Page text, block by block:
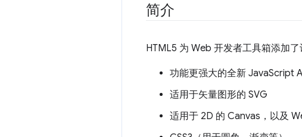
简介
HTML5 为 Web 开发者工具箱添加
功能更强大的全新 JavaScript
适用于矢量图形的 SVG
适用于 2D 的 Canvas，以及